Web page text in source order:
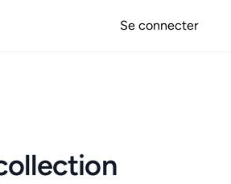
Se connecter